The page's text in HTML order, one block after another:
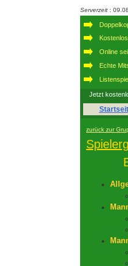
Serverzeit :
Online
Echte
Jetzt
zurück zur